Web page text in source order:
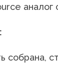
аналог
собрана,